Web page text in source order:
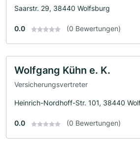
Saarstr. 29, 38440 Wolfsburg
0.0 (0 Bewertungen)
Wolfgang Kühn e. K.
Versicherungsvertreter
Heinrich-Nordhoff-Str. 101, 38440
0.0 (0 Bewertungen)